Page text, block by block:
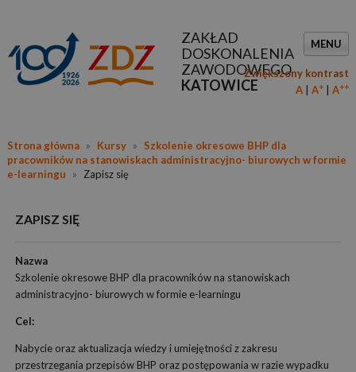
ZAKŁAD
DOSKONALENIA
ZAWODOWEGO
KATOWICE
MENU
Zwiększony kontrast
A
A+ A++
Strona główna » Kursy »
Szkolenie okresowe BHP dla
pracowników na stanowiskach administracyjno- biurowych w formie
e-learningu
» Zapisz się
ZAPISZ SIĘ
Nazwa
Szkolenie okresowe BHP dla pracowników na stanowiskach
administracyjno- biurowych w formie e-learningu
Cel:
Nabycie oraz aktualizacja wiedzy i umiejętności z zakresu
przestrzegania przepisów BHP oraz postępowania w razie wypadku